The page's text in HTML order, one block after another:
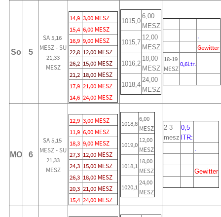
So 5
SA 5,16
MESZ - SU
21,33
MESZ
14,9 3,00 MESZ
15,4 6,00 MESZ
16,9 9,00 MESZ
22,8 12,00 MESZ
26,2 15,00 MESZ
21,2 18,00 MESZ
17,9 21,00 MESZ
14,6 24,00 MESZ
1015,0
6,00
MESZ
1015,7
12,00
MESZ
1016,2
18,00
MESZ
1018,4
24,00
MESZ
.
Gewitter
18-19
MESZ
0,6Ltr.
MO 6
SA 5,15
MESZ - SU
21,33
MESZ
12,9 3,00 MESZ
11,9 6,00 MESZ
18,3 9,00 MESZ
27,3 12,00 MESZ
24,3 15,00 MESZ
26,3 18,00 MESZ
20,3 21,00 MESZ
15,4 24,00 MESZ
1018,8
6,00
MESZ
1019,0
12,00
MESZ
1018,1
18,00
MESZ
1020,1
24,00
MESZ
2-3
mesz
0,5
lTR:
.
Gewitter